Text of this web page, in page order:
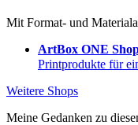
Mit Format- und
ArtBox ONE
Printprodukte für
Weitere Shops
Meine Gedanken zu